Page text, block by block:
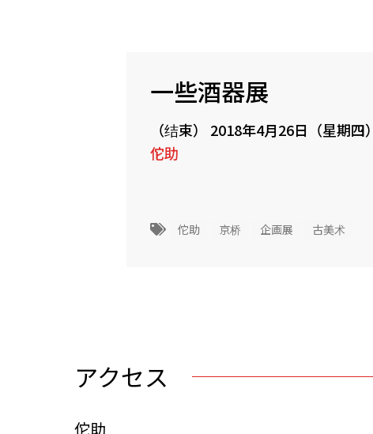
一些酒器展
（结束） 2018年4月26日（星期四）
佗助
佗助 京桥 企画展 古美术
アクセス
佗助